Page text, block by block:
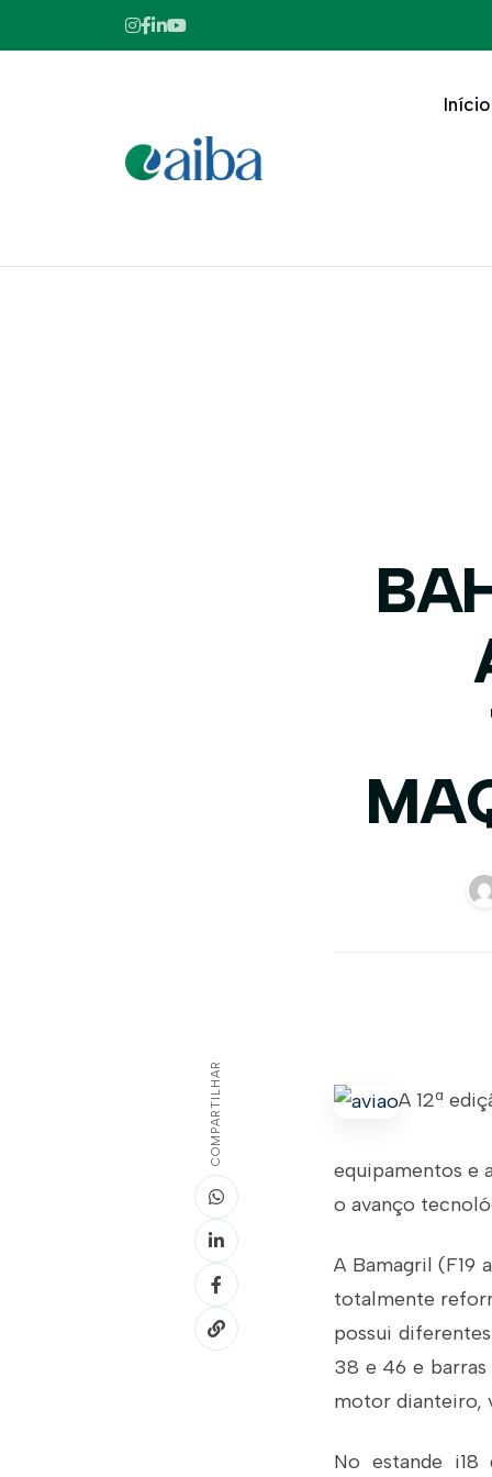
Início
COMPARTILHAR A 12ª
equipamentos e
o avanço
A Bamagril (F19
totalmente
possui
38 e 46 e
motor dianteiro,
No estande i18